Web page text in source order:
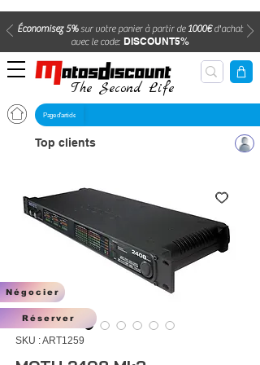
The Second Life
Page d'article
Top clients
Économisez 5%sur votre panier à partir de 1000€d'achat
avec le code: DISCOUNT5%
SKU : ART1259
Négocier
Réserver